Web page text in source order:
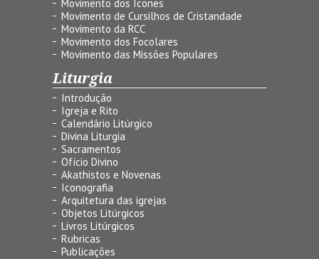
Movimento dos Ícones
Movimento de Cursilhos de Cristandade
Movimento da RCC
Movimento dos Focolares
Movimento das Missões Populares
Liturgia
Introdução
Igreja e Rito
Calendário Litúrgico
Divina Liturgia
Sacramentos
Ofício Divino
Akathistos e Novenas
Iconografia
Arquitetura das igrejas
Objetos Litúrgicos
Livros Litúrgicos
Rubricas
Publicações